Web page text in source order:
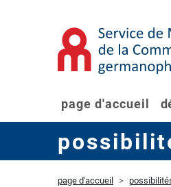
page d'accueil
page d'accueil